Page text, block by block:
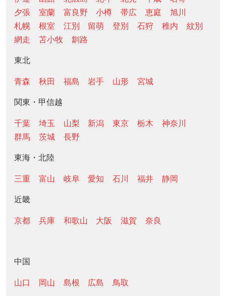
夕張
室蘭 富良野 小樽 帯広 恵庭
旭川
札幌
根室 江別 留萌 登別 石狩 稚内
紋別
網走
苫小牧 釧路
東北
青森 秋田 福島 岩手 山形 宮城
関東・甲信越
千葉 埼玉 山梨 新潟 東京 栃木
神奈川
群馬
茨城 長野
東海・北陸
三重 富山 岐阜 愛知 石川 福井 静岡
近畿
京都 兵庫 和歌山 大阪 滋賀 奈良
中国
山口 岡山 島根 広島 鳥取